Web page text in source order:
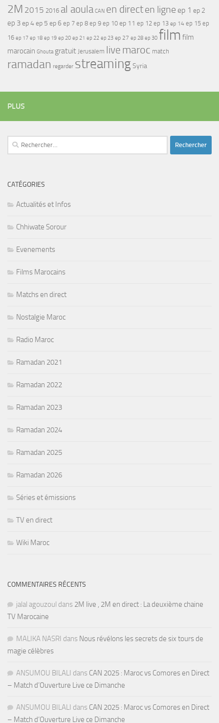
2M 2015 2016 al aoula CAN en directen ligne ep 1 ep 2
ep 3ep 4ep 5 ep 6 ep 7 ep 8 ep 9 ep 10 ep 11 ep 12 ep 13 ep 14 ep 15 ep
16 ep 17 ep 18 ep 19 ep 20 ep 21 ep 22 ep 23 ep 27 ep 28 ep 30 film film
marocain Ghouta gratuit Jerusalem live maroc match
ramadan regarder streamingSyria
PLUS
Rechercher :
CATÉGORIES
Actualités et Infos
Chhiwate Sorour
Evenements
Films Marocains
Matchs en direct
Nostalgie Maroc
Radio Maroc
Ramadan 2021
Ramadan 2022
Ramadan 2023
Ramadan 2024
Ramadan 2025
Ramadan 2026
Séries et émissions
TV en direct
Wiki Maroc
COMMENTAIRES RÉCENTS
jalal agouzoul dans 2M live , 2M en direct : La deuxième chaine
TV Marocaine
MALIKA NASRI dans Nous révélons les secrets de six tours de
magie célèbres
ANSUMOU BILALI dans CAN 2025 : Maroc vs Comores en Direct
– Match d’Ouverture Live ce Dimanche
ANSUMOU BILALI dans CAN 2025 : Maroc vs Comores en Direct
– Match d’Ouverture Live ce Dimanche